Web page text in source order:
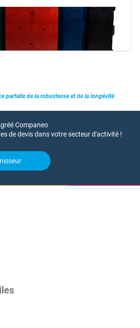
parfaite de la robustesse et de la longévité
Companeo
de devis dans votre secteur d'activité !